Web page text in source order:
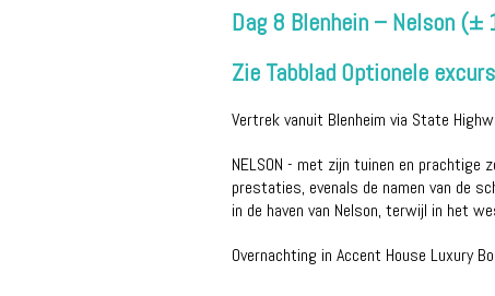
Dag 8 Blenhein – Nelson (±
Zie Tabblad Optionele
Vertrek vanuit Blenheim via State
NELSON - met zijn tuinen en prachtige
prestaties, evenals de namen van de
in de haven van Nelson, terwijl in het
Overnachting in Accent House Luxury